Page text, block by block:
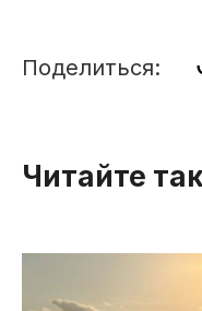
Поделиться:
Читайте